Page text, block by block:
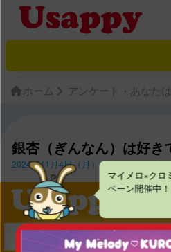
ホーム アンケート・あなた
銀杏（ぎんなん）は好き
2024年11月4日（月）〜2024年11月17
マイメロ×クロ
ペーン開催中！